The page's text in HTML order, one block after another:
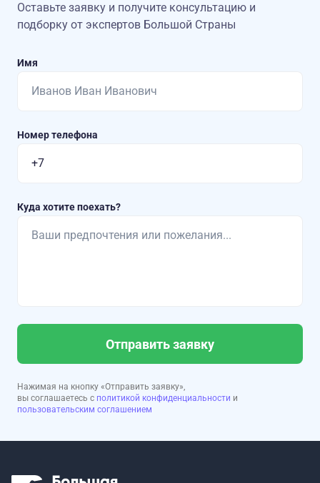
Оставьте заявку и получите консультацию и
подборку от экспертов Большой Страны
Имя
Номер телефона
Куда хотите поехать?
Отправить заявку
Нажимая на кнопку «Отправить заявку»,
вы соглашаетесь с политикой конфиденциальности и
пользовательским соглашением